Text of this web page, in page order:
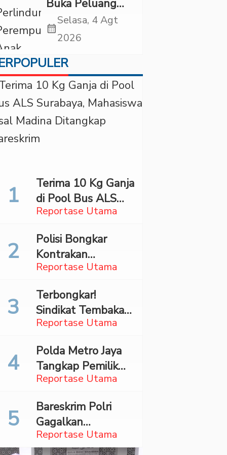
Buka Peluang
Periksa YouTuber
Bigmo terkait
Eksploitasi Anak
calendar_month
Selasa, 4 Agt
2026
Reportase Utama
Terima 10 Kg Ganja
di Pool Bus ALS
Surabaya,
Madina Ditangkap
Bareskrim
Reportase Utama
Polisi Bongkar
Kontrakan
Penyimpan 27,96
Reportase Utama
Terbongkar!
Sindikat Tembakau
Sintetis Bermodus
di Jaksel
Reportase Utama
Polda Metro Jaya
Tangkap Pemilik
Akun TikTok
Hoaks Ajakan
Demo Turunkan
Prabowo-Gibran
Reportase Utama
Bareskrim Polri
Gagalkan
Penyelundupan